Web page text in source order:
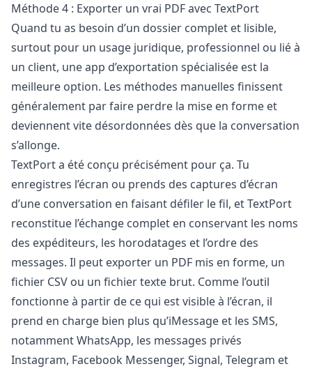
Méthode 4 : Exporter un vrai PDF avec TextPort
Quand tu as besoin d’un dossier complet et lisible,
surtout pour un usage juridique, professionnel ou lié à
un client, une app d’exportation spécialisée est la
meilleure option. Les méthodes manuelles finissent
généralement par faire perdre la mise en forme et
deviennent vite désordonnées dès que la conversation
s’allonge.
TextPorta été conçu précisément pour ça. Tu
enregistres l’écran ou prends des captures d’écran
d’une conversation en faisant défiler le fil, et TextPort
reconstitue l’échange complet en conservant les noms
des expéditeurs, les horodatages et l’ordre des
messages. Il peut exporter un PDF mis en forme, un
fichier CSV ou un fichier texte brut. Comme l’outil
fonctionne à partir de ce qui est visible à l’écran, il
prend en charge bien plus qu’iMessage et les SMS,
notamment WhatsApp, les messages privés
Instagram, Facebook Messenger, Signal, Telegram et